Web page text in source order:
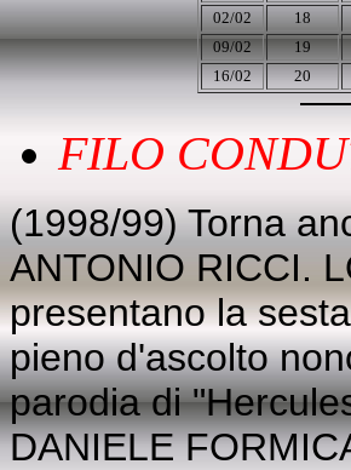
02/02 18
09/02
19
16/02
20
FILO
(1998/99) Torna
ANTONIO RICCI.
presentano la
pieno d'ascolto
parodia di
DANIELE